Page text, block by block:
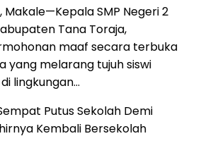
SMP Negeri 2
Tana Toraja,
maaf secara terbuka
yang melarang tujuh siswi
lingkungan…